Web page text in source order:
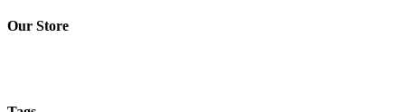
Our Store